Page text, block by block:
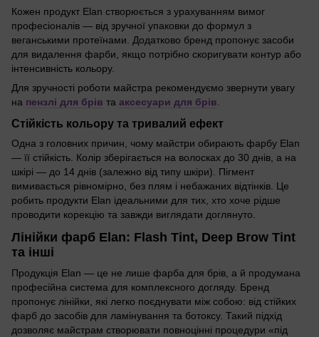
Кожен продукт Elan створюється з урахуванням вимог
професіоналів — від зручної упаковки до формул з
веганськими протеїнами. Додатково бренд пропонує засоби
для видалення фарби, якщо потрібно скоригувати контур або
інтенсивність кольору.
Для зручності роботи майстра рекомендуємо звернути увагу
на пензлі для брів та аксесуари для брів
Стійкість кольору та тривалий ефект
Одна з головних причин, чому майстри обирають фарбу Elan
— її стійкість. Колір зберігається на волосках до 30 днів, а на
шкірі — до 14 днів (залежно від типу шкіри). Пігмент
вимивається рівномірно, без плям і небажаних відтінків. Це
робить продукти Elan ідеальними для тих, хто хоче рідше
проводити корекцію та завжди виглядати доглянуто.
Лінійки фарб Elan: Flash Tint, Deep Brow Tint
та інші
Продукція Elan — це не лише фарба для брів, а й продумана
професійна система для комплексного догляду. Бренд
пропонує лінійки, які легко поєднувати між собою: від стійких
фарб до засобів для ламінування та ботоксу. Такий підхід
дозволяє майстрам створювати повноцінні процедури «під